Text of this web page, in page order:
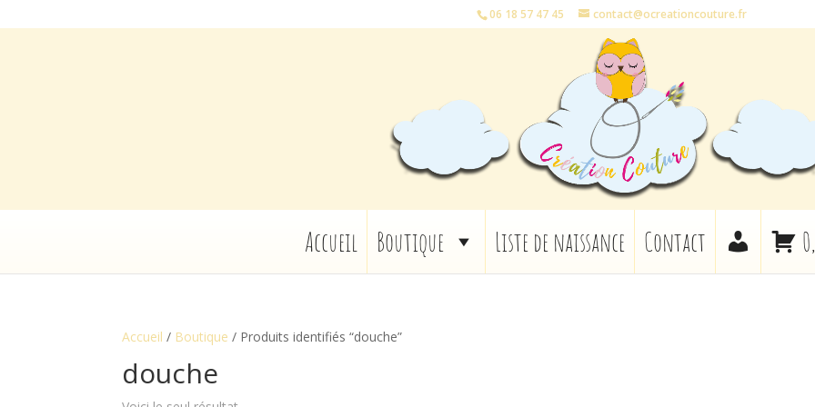
06 18 57 47 45 contact@ocreationcouture.fr
Accueil Boutique Liste de naissance Contact
Accueil / Boutique / Produits identifiés “douche”
douche